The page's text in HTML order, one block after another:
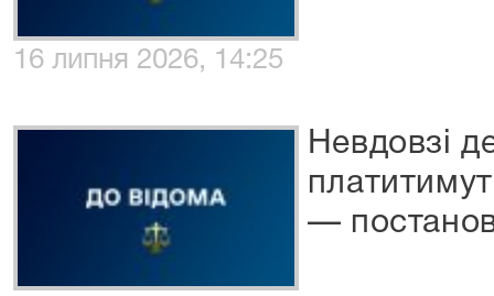
16 липня 2026, 14:25
Невдовзі
—